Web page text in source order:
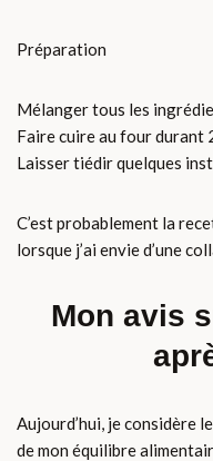
Préparation
Mélanger tous les
Faire cuire au four durant
Laisser tiédir quelques
C’est probablement la
lorsque j’ai envie d’une
Mon avis
Aujourd’hui, je considère
de mon équilibre